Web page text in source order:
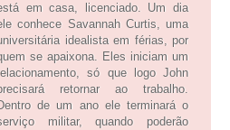
em casa, licenciado. Um dia
conhece Savannah Curtis, uma
idealista em férias, por
se apaixona. Eles iniciam um
só que logo John
retornar ao trabalho.
de um ano ele terminará o
militar, quando poderão